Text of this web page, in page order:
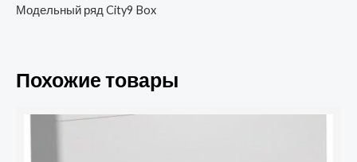
Модельный ряд City9 Box
Похожие товары